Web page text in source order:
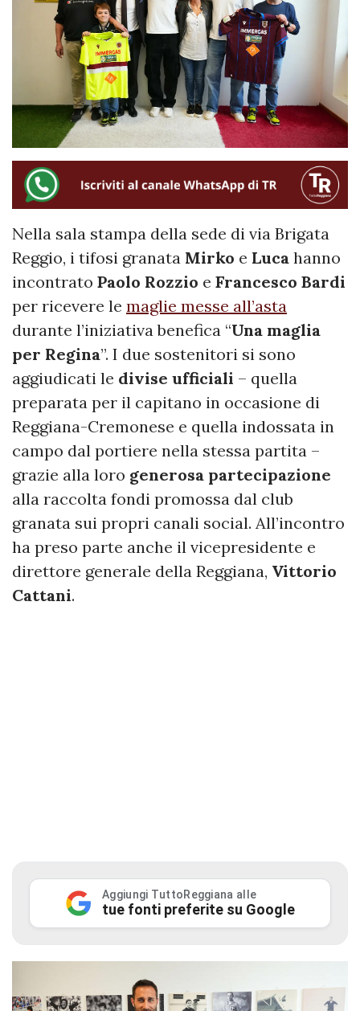
Nella sala stampa della sede di via Brigata
Reggio, i tifosi granata Mirko e Luca hanno
incontrato Paolo Rozzio e Francesco Bardi
per ricevere le maglie messe all’asta
durante l’iniziativa benefica “Una maglia
per Regina”. I due sostenitori si sono
aggiudicati le divise ufficiali – quella
preparata per il capitano in occasione di
Reggiana-Cremonese e quella indossata in
campo dal portiere nella stessa partita –
grazie alla loro generosa partecipazione
alla raccolta fondi promossa dal club
granata sui propri canali social. All’incontro
ha preso parte anche il vicepresidente e
direttore generale della Reggiana, Vittorio
Cattani.
Aggiungi TuttoReggiana alle
tue fonti preferite su Google